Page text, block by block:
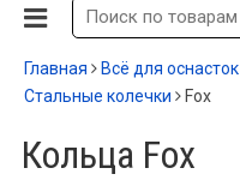
Главная Всё для оснасток
Стальные колечки
Fox
Кольца Fox